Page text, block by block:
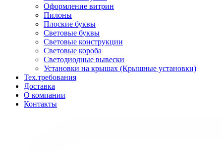
Оформление витрин
Пилоны
Плоские буквы
Световые буквы
Световые конструкции
Световые короба
Светодиодные вывески
Установки на крышах (Крышные установки)
Тех.требования
Доставка
О компании
Контакты